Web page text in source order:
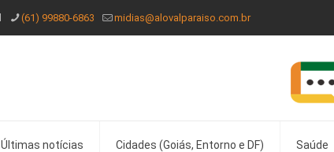
(61) 99880-6863 midias@alovalparaiso.com.br
Últimas notícias Cidades (Goiás, Entorno e DF) Saúde